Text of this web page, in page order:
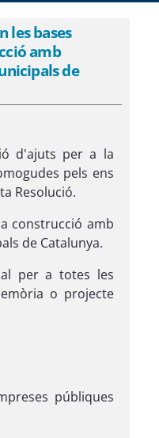
per a
ens locals i les
les bases
amb
de
d'ajuts per a la
pels ens
Resolució.
construcció amb
de Catalunya.
per a totes les
o projecte
públiques